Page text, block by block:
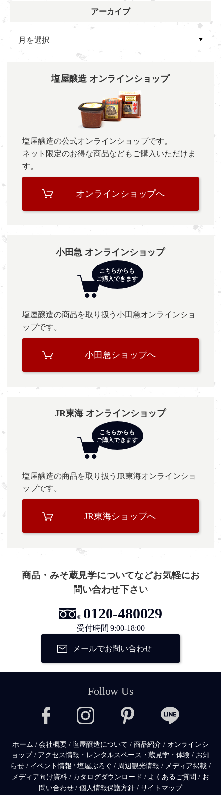
アーカイブ
塩屋醸造 オンラインショップ
塩屋醸造の公式オンラインショップです。
ネット限定のお得な商品などもご購入いただけま
す。
オンラインショップへ
小田急 オンラインショップ
塩屋醸造の商品を取り扱う小田急オンラインショ
ップです。
小田急ショップへ
JR東海 オンラインショップ
塩屋醸造の商品を取り扱うJR東海オンラインショ
ップです。
JR東海ショップへ
商品・みそ蔵見学についてなどお気軽にお
問い合わせ下さい
0120-480029
受付時間 9:00-18:00
メールでお問い合わせ
Follow Us
ホーム / 会社概要 / 塩屋醸造について / 商品紹介 / オンラインシ
ョップ/ アクセス情報・レンタルスペース・蔵見学・体験 / お知
らせ / イベント情報 / 塩屋ぶろぐ / 周辺観光情報 / メディア掲載 /
メディア向け資料 / カタログダウンロード / よくあるご質問 / お
問い合わせ / 個人情報保護方針 / サイトマップ